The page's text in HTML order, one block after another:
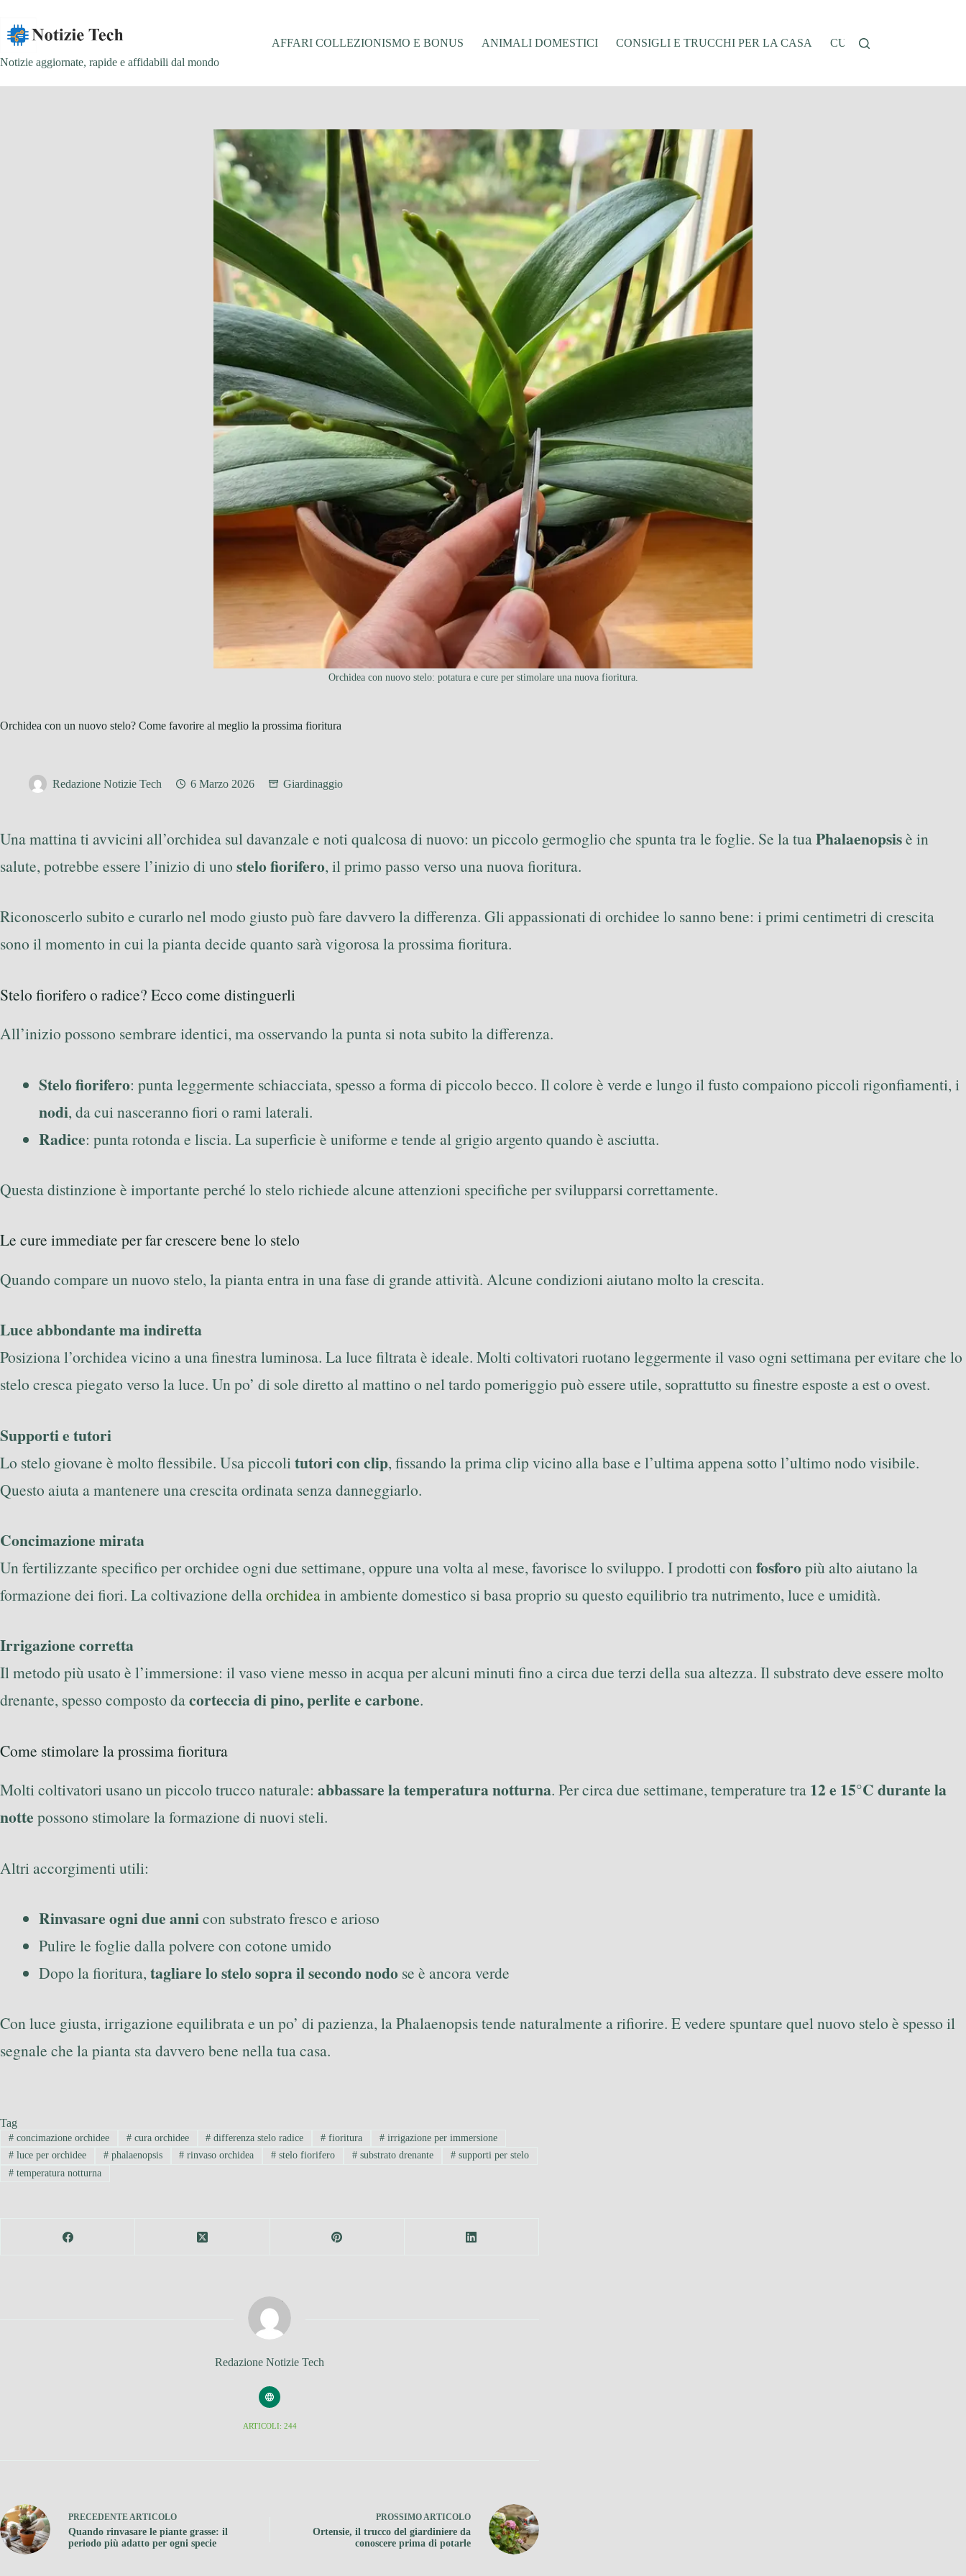
contenuto
Notizie aggiornate, rapide e affidabili dal mondo
AFFARI COLLEZIONISMO E BONUS ANIMALI DOMESTICI CONSIGLI E TRUCCHI PER LA CASA CUCINA E RICETTE
Orchidea con nuovo stelo: potatura e cure per stimolare una nuova fioritura.
Orchidea con un nuovo stelo? Come favorire al meglio la prossima fioritura
Redazione Notizie Tech 6 Marzo 2026 Giardinaggio
Una mattina ti avvicini all’orchidea sul davanzale e noti qualcosa di nuovo: un piccolo germoglio che spunta tra le foglie. Se la tuaPhalaenopsisè in
salute, potrebbe essere l’inizio di uno stelo fiorifero, il primo passo verso una nuova fioritura.
Riconoscerlo subito e curarlo nel modo giusto può fare davvero la differenza. Gli appassionati di orchidee lo sanno bene: i primi centimetri di crescita
sono il momento in cui la pianta decide quanto sarà vigorosa la prossima fioritura.
Stelo fiorifero o radice? Ecco come distinguerli
All’inizio possono sembrare identici, ma osservando la punta si nota subito la differenza.
Stelo fiorifero: punta leggermente schiacciata, spesso a forma di piccolo becco. Il colore è verde e lungo il fusto compaiono piccoli rigonfiamenti, i
nodi, da cui nasceranno fiori o rami laterali.
Radice: punta rotonda e liscia. La superficie è uniforme e tende al grigio argento quando è asciutta.
Questa distinzione è importante perché lo stelo richiede alcune attenzioni specifiche per svilupparsi correttamente.
Le cure immediate per far crescere bene lo stelo
Quando compare un nuovo stelo, la pianta entra in una fase di grande attività. Alcune condizioni aiutano molto la crescita.
Luce abbondante ma indiretta
Posiziona l’orchidea vicino a una finestra luminosa. La luce filtrata è ideale. Molti coltivatori ruotano leggermente il vaso ogni settimana per evitare che lo
stelo cresca piegato verso la luce. Un po’ di sole diretto al mattino o nel tardo pomeriggio può essere utile, soprattutto su finestre esposte a est o ovest.
Supporti e tutori
Lo stelo giovane è molto flessibile. Usa piccoli tutori con clip, fissando la prima clip vicino alla base e l’ultima appena sotto l’ultimo nodo visibile.
Questo aiuta a mantenere una crescita ordinata senza danneggiarlo.
Concimazione mirata
Un fertilizzante specifico per orchidee ogni due settimane, oppure una volta al mese, favorisce lo sviluppo. I prodotti confosforopiù alto aiutano la
formazione dei fiori. La coltivazione dellaorchideain ambiente domestico si basa proprio su questo equilibrio tra nutrimento, luce e umidità.
Irrigazione corretta
Il metodo più usato è l’immersione: il vaso viene messo in acqua per alcuni minuti fino a circa due terzi della sua altezza. Il substrato deve essere molto
drenante, spesso composto dacorteccia di pino, perlite e carbone.
Come stimolare la prossima fioritura
Molti coltivatori usano un piccolo trucco naturale: abbassare la temperatura notturna. Per circa due settimane, temperature tra 12 e 15°C durante la
notte possono stimolare la formazione di nuovi steli.
Altri accorgimenti utili:
Rinvasare ogni due annicon substrato fresco e arioso
Pulire le foglie dalla polvere con cotone umido
Dopo la fioritura, tagliare lo stelo sopra il secondo nodo se è ancora verde
Con luce giusta, irrigazione equilibrata e un po’ di pazienza, la Phalaenopsis tende naturalmente a rifiorire. E vedere spuntare quel nuovo stelo è spesso il
segnale che la pianta sta davvero bene nella tua casa.
Tag
#concimazione orchidee #cura orchidee # differenza stelo radice # fioritura # irrigazione per immersione
#luce per orchidee #phalaenopsis # rinvaso orchidea # stelo fiorifero # substrato drenante #supporti per stelo
#temperatura notturna
Redazione Notizie Tech
ARTICOLI: 244
PRECEDENTE ARTICOLO
Quando rinvasare le piante grasse: il
periodo più adatto per ogni specie
PROSSIMO ARTICOLO
Ortensie, il trucco del giardiniere da
conoscere prima di potarle